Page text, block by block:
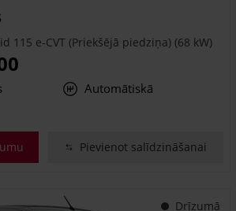
115 e-CVT (Priekšējā piedziņa) (68 kW)
Automātiskā
Pievienot salīdzināšanai
Drīzumā